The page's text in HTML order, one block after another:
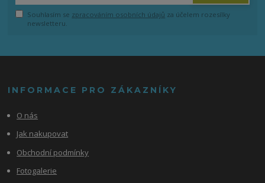
Souhlasím se zpracováním osobních údajů za účelem rozesílky
newsletteru.
INFORMACE PRO ZÁKAZNÍKY
O nás
Jak nakupovat
Obchodní podmínky
Fotogalerie